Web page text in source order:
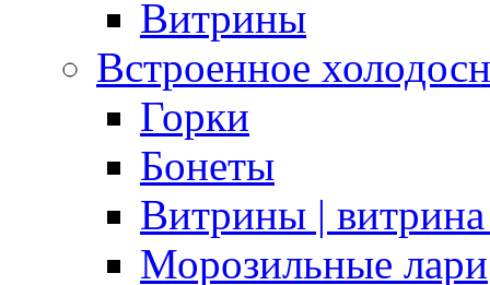
Витрины
Встроенное
Горки
Бонеты
Витрины | витрина
Морозильные лари